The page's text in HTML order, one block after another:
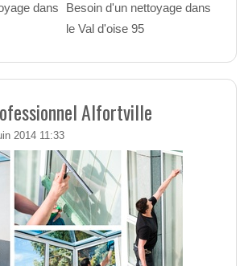
dans
Besoin d'un nettoyage dans
le Val d'oise 95
Alfortville
2014 11:33